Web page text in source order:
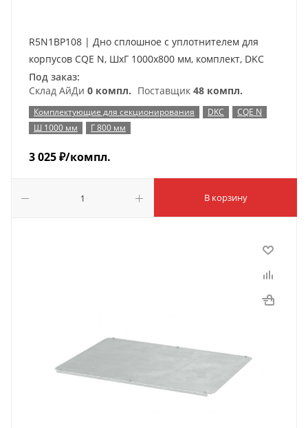
R5N1BP108 | Дно сплошное с уплотнителем для
корпусов CQE N, ШхГ 1000х800 мм, комплект, DKC
Под заказ:
Склад АйДи 0 компл. Поставщик 48 компл.
Комплектующие для секционирования DKC
CQE N
Ш 1000 мм
Г 800 мм
3 025₽/компл.
В корзину